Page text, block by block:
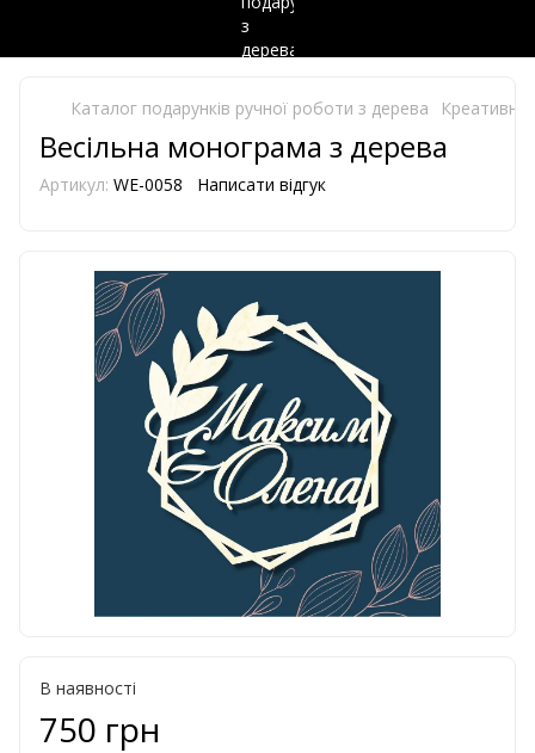
Каталог подарунків ручної роботи з дерева
Весільна монограма з дерева
Артикул: WE-0058 Написати відгук
В наявності
750 грн